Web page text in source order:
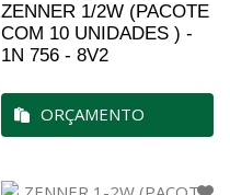
ZENNER 1/2W (PACOTE
COM 10 UNIDADES ) -
1N 756 - 8V2
ORÇAMENTO